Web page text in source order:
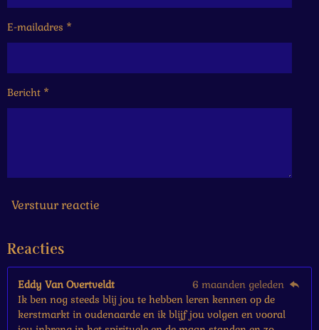
1
6
6
6
r
r
e
n
e
n
e
n
e
n
E-mailadres *
Bericht *
Verstuur reactie
Reacties
Eddy Van Overtveldt
6 maanden geleden
Ik ben nog steeds blij jou te hebben leren kennen op de
kerstmarkt in oudenaarde en ik blijf jou volgen en vooral